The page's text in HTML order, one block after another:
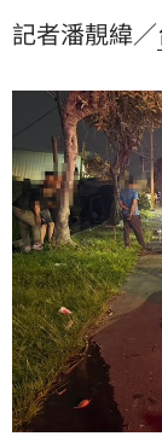
姓男子獨活，
清是否涉及毒
記者潘靚緯／